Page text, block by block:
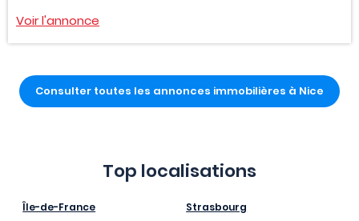
Voir l'annonce
Consulter toutes les annonces immobilières à Nice
Top localisations
Île-de-France
Strasbourg